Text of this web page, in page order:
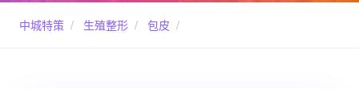
中城特策 / 生殖整形 / 包皮 /